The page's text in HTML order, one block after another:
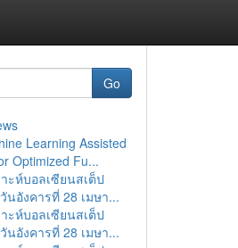
Go
Learning Assisted
Optimized Fu...
ะห์บอลเซียนสเต็ป
นอังคารที่ 28 เมษา...
ะห์บอลเซียนสเต็ป
นอังคารที่ 28 เมษา...